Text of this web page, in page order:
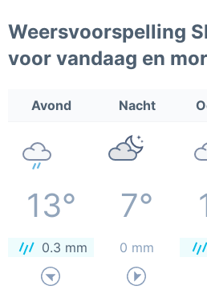
Weersvoorspelling
voor vandaag en
Avond Nacht
13° 7°
0.3 mm 0 mm